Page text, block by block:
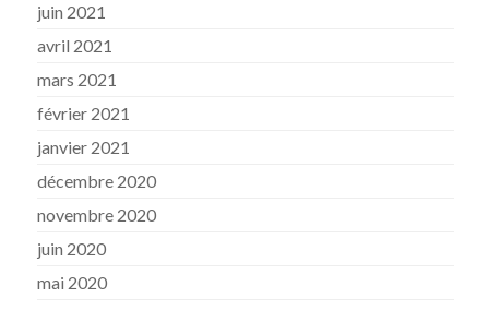
juin 2021
avril 2021
mars 2021
février 2021
janvier 2021
décembre 2020
novembre 2020
juin 2020
mai 2020